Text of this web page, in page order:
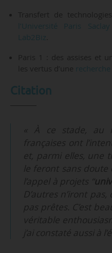
Transfert de
l’Université Paris
Lab2Biz
Paris 1 : des assises et
les vertus d’une
Citation
« À ce stade, au
françaises ont
et, parmi elles, une
le feront sans doute
l’appel à projets “
D’autres n’iront
pas prêtes. C’est
véritable
j’ai constaté aussi à